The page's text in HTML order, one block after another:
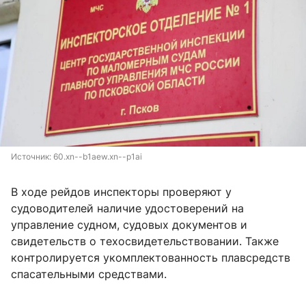
Источник: 60.xn--b1aew.xn--p1ai
В ходе рейдов инспекторы проверяют у
судоводителей наличие удостоверений на
управление судном, судовых документов и
свидетельств о техосвидетельствовании. Также
контролируется укомплектованность плавсредств
спасательными средствами.